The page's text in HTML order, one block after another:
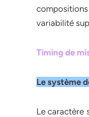
variabilité
Timing de
Le système
Le caractère